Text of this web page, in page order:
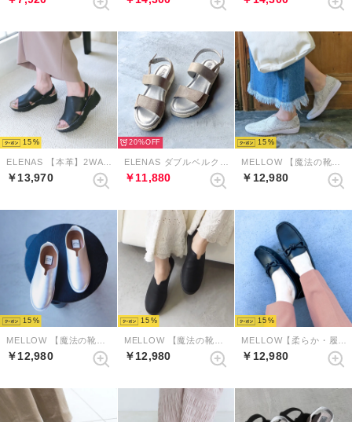
15
ELENAS 【本革】2WAYミュールスリングバックサンダル （ブラックブラック）
￥13,970
20%
￥11,880
15
￥12,980
15
￥12,980
15
￥12,980
15
￥12,980